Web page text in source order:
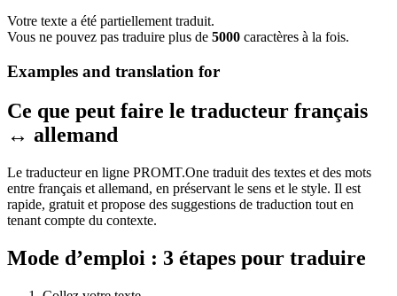
Votre texte a été partiellement traduit.
Vous ne pouvez pas traduire plus de 5000 caractères à la fois.
Examples and translation for
Ce que peut faire le traducteur français
↔ allemand
Le traducteur en ligne PROMT.One traduit des textes et des mots
entre français et allemand, en préservant le sens et le style. Il est
rapide, gratuit et propose des suggestions de traduction tout en
tenant compte du contexte.
Mode d’emploi : 3 étapes pour traduire